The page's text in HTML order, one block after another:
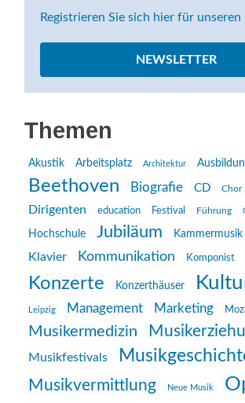
Registrieren Sie sich hier für
NEWSLETTER
Themen
Akustik Arbeitsplatz Architektur
Beethoven Biografie CD Chor
Dirigenten education Festival Führung
Hochschule Jubiläum Kammermusik
Klavier
Kommunikation Komponist
Konzerte Konzerthäuser
Leipzig Management Marketing
Musikermedizin
Musikfestivals
Musikvermittlung Neue Musik